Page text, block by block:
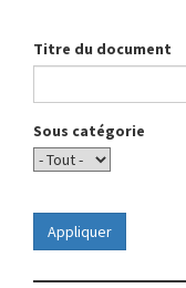
Titre du document
Sous catégorie